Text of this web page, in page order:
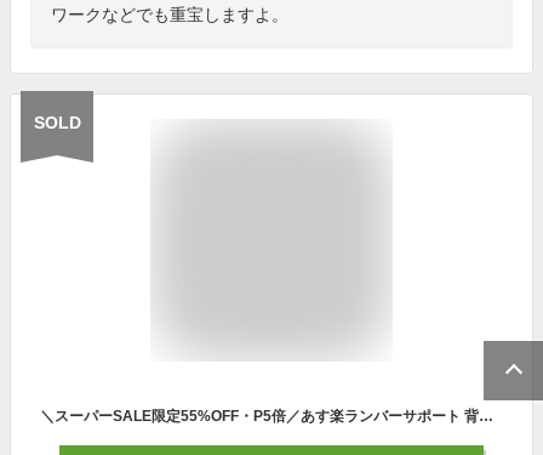
ワークなどでも重宝しますよ。
SOLD
＼スーパーSALE限定55%OFF・P5倍／あす楽ランバーサポート 背もたれ クッション ランバーサポート 腰枕 腰クッション ゲルクッション 腰の不快対策クッション 通気性 長時間 姿勢矯正 猫背矯正 疲れない 椅子 車 シート オフィスチェア 固定 最新3D 送料無料 mf-0004